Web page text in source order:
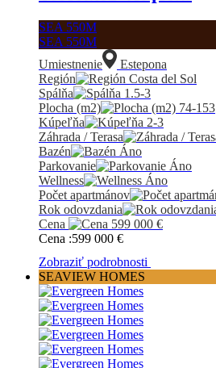
SEA 550M
SEA 550M
Umiestnenie
Estepona
Región
Costa del Sol
Spálňa
1.5-3
Plocha (m2)
74-153
Kúpeľňa
2-3
Záhrada / Terasa
Bazén
Áno
Parkovanie
Áno
Wellness
Áno
Počet apartmánov
Rok odovzdania
Cena
599 000 €
Cena :599 000 €
Zobraziť podrobnosti
SEAVIEW HOMES